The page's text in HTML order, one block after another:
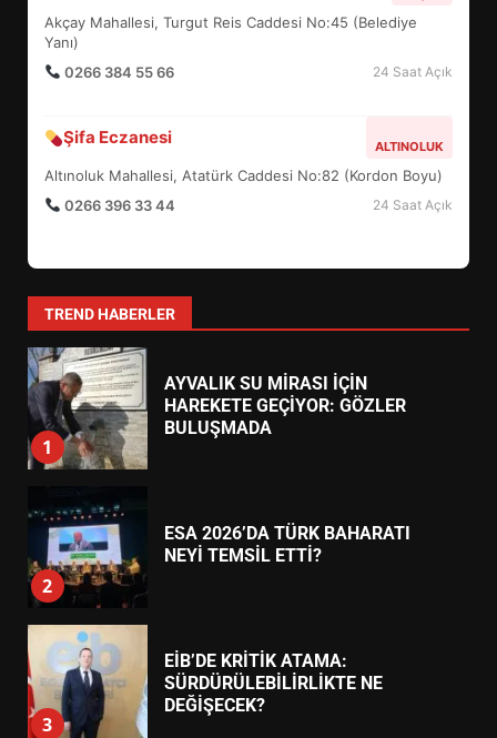
Akçay Mahallesi, Turgut Reis Caddesi No:45 (Belediye
Yanı)
0266 384 55 66
24 Saat Açık
Şifa Eczanesi ALTINOLUK
Altınoluk Mahallesi, Atatürk Caddesi No:82 (Kordon Boyu)
0266 396 33 44
24 Saat Açık
TREND HABERLER
5
6
TURNUVASI KAYITLARI NEYİ
DEĞİŞTİRİYOR?
7
YENİ YÖNETİM NASIL
1
AYVALIK SU MİRASI İÇİN
HAREKETE GEÇİYOR: GÖZLER
BULUŞMADA
2
ESA 2026’DA TÜRK BAHARATI
NEYİ TEMSİL ETTİ?
3
EİB’DE KRİTİK ATAMA:
SÜRDÜRÜLEBİLİRLİKTE NE
DEĞİŞECEK?